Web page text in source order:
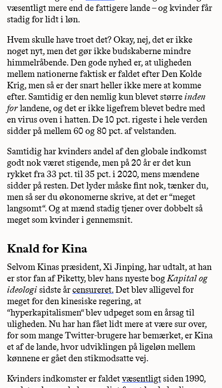
væsentligt mere end de fattigere lande – og kvinder får
stadig for lidt i løn.
Hvem skulle have troet det? Okay, nej, det er ikke
noget nyt, men det gør ikke budskaberne mindre
himmelråbende. Den gode nyhed er, at uligheden
mellem nationerne faktisk er faldet efter Den Kolde
Krig, men så er der snart heller ikke mere at komme
efter. Samtidig er den nemlig kun blevet størreinden
forlandene, og det er ikke ligefrem blevet bedre med
en virus oven i hatten. De 10 pct. rigeste i hele verden
sidder på mellem 60 og 80 pct. af velstanden.
Samtidig har kvinders andel af den globale indkomst
godt nok været stigende, men på 20 år er det kun
rykket fra 33 pct. til 35 pct. i 2020, mens mændene
sidder på resten. Det lyder måske fint nok, tænker du,
men så ser du økonomerne skrive, at det er “meget
langsomt“. Og at mænd stadig tjener over dobbelt så
meget som kvinder i gennemsnit.
Knald for Kina
Selvom Kinas præsident, Xi Jinping, har udtalt, at han
er stor fan af Piketty, blev hans nyeste bogKapital og
ideologisidste årcensureret.Det blev alligevel for
meget for den kinesiske regering, at
“hyperkapitalismen“ blev udpeget som en årsag til
uligheden. Nu har han fået lidt mere at være sur over,
for som mange Twitter-brugere har bemærket, er Kina
et af de lande, hvor udviklingen på ligeløn mellem
kønnene er gået den stikmodsatte vej.
Kvinders indkomster er faldetvæsentligtsiden 1990,